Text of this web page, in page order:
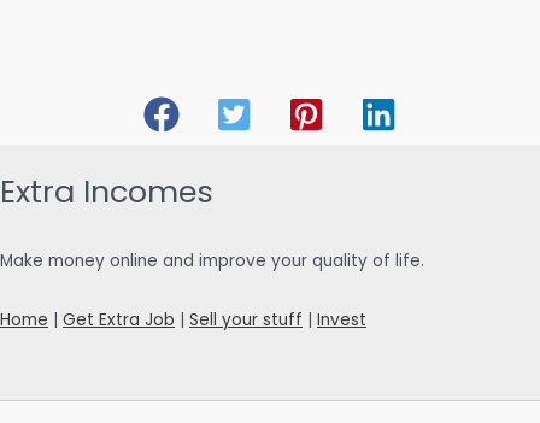
Extra Incomes
Make money online and improve your quality of life.
Home | Get Extra Job | Sell your stuff | Invest